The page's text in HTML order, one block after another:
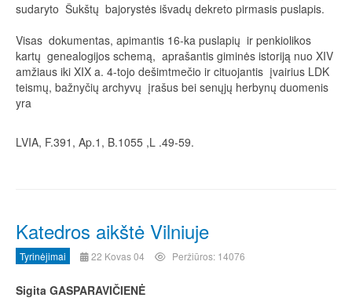
sudaryto Šukštų bajorystės išvadų dekreto pirmasis puslapis.
Visas dokumentas, apimantis 16-ka puslapių ir penkiolikos
kartų genealogijos schemą, aprašantis giminės istoriją nuo XIV
amžiaus iki XIX a. 4-tojo dešimtmečio ir cituojantis įvairius LDK
teismų, bažnyčių archyvų įrašus bei senųjų herbynų duomenis
yra
LVIA, F.391, Ap.1, B.1055 ,L .49-59.
Katedros aikštė Vilniuje
Tyrinėjimai 22 Kovas 04 Peržiūros: 14076
Sigita GASPARAVIČIENĖ